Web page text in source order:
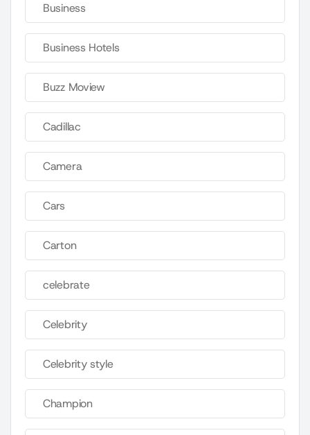
Business
Business Hotels
Buzz Moview
Cadillac
Camera
Cars
Carton
celebrate
Celebrity
Celebrity style
Champion